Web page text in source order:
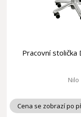
Pracovní stolička
Nilo
Cena se zobrazí po